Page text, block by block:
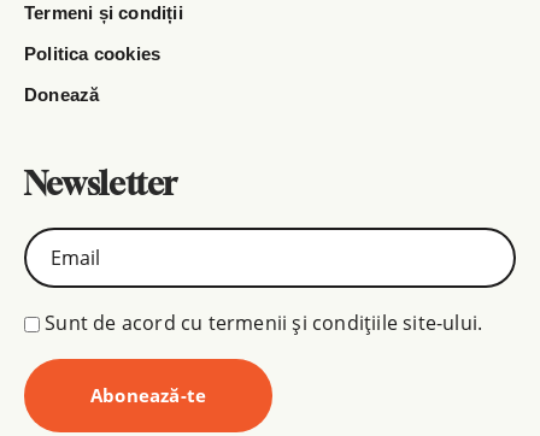
Termeni și condiții
Politica cookies
Donează
Newsletter
Sunt de acord cu termenii și condițiile site-ului.